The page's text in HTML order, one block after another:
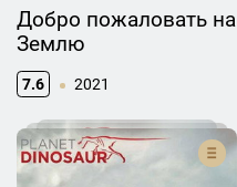
Добро пожаловать на
Землю
7.6 2021